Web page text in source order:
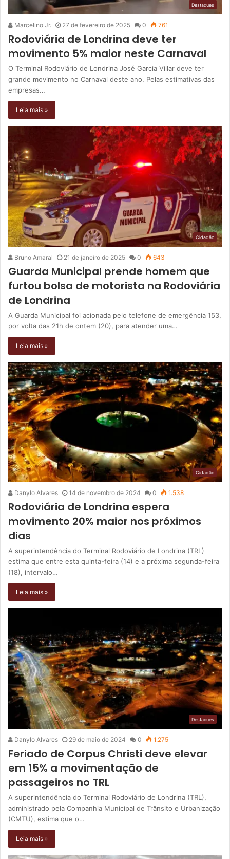
Destaques
Marcelino Jr. 27 de fevereiro de 2025 0 761
Rodoviária de Londrina deve ter
movimento 5% maior neste Carnaval
O Terminal Rodoviário de Londrina José Garcia Villar deve ter
grande movimento no Carnaval deste ano. Pelas estimativas das
empresas…
Leia mais »
Cidadão
Bruno Amaral 21 de janeiro de 2025 0 643
Guarda Municipal prende homem que
furtou bolsa de motorista na Rodoviária
de Londrina
A Guarda Municipal foi acionada pelo telefone de emergência 153,
por volta das 21h de ontem (20), para atender uma…
Leia mais »
Cidadão
Danylo Alvares 14 de novembro de 2024 0 1.538
Rodoviária de Londrina espera
movimento 20% maior nos próximos
dias
A superintendência do Terminal Rodoviário de Londrina (TRL)
estima que entre esta quinta-feira (14) e a próxima segunda-feira
(18), intervalo…
Leia mais »
Destaques
Danylo Alvares 29 de maio de 2024 0 1.275
Feriado de Corpus Christi deve elevar
em 15% a movimentação de
passageiros no TRL
A superintendência do Terminal Rodoviário de Londrina (TRL),
administrado pela Companhia Municipal de Trânsito e Urbanização
(CMTU), estima que o…
Leia mais »